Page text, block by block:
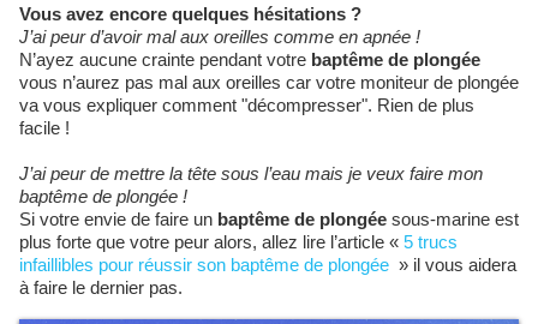
Vous avez encore quelques hésitations ?
J’ai peur d’avoir mal aux oreilles comme en apnée !
N’ayez aucune crainte pendant votre baptême de plongée
vous n’aurez pas mal aux oreilles car votre moniteur de plongée
va vous expliquer comment "décompresser". Rien de plus
facile !
J’ai peur de mettre la tête sous l’eau mais je veux faire mon
baptême de plongée !
Si votre envie de faire un baptême de plongée sous-marine est
plus forte que votre peur alors, allez lire l’article « 5 trucs
infaillibles pour réussir son baptême de plongée » il vous aidera
à faire le dernier pas.